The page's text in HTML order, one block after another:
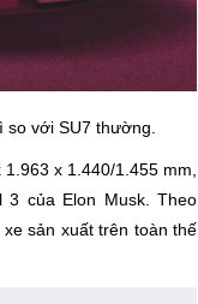
so với SU7 thường.
x 1.440/1.455 mm,
của Elon Musk. Theo
sản xuất trên toàn thế